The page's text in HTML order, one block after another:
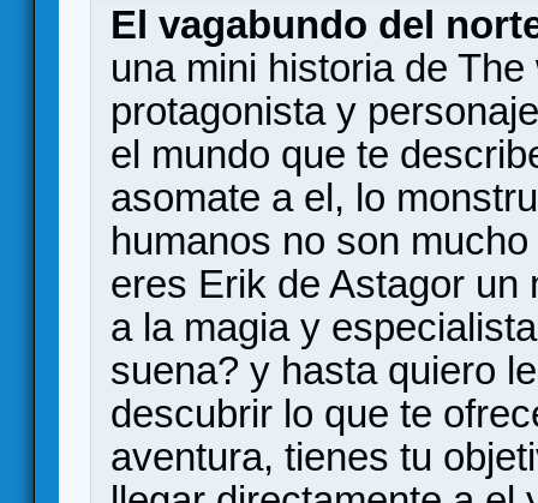
El vagabundo del
una mini historia de
protagonista y
el mundo que te
asomate a el, lo
humanos no son
eres Erik de Astagor un
a la magia y
suena? y hasta quiero
descubrir lo que te
aventura, tienes tu